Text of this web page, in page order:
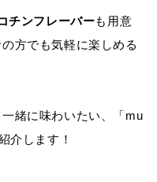
チンフレーバーも用意
方でも気軽に楽しめる
緒に味わいたい、「mu
介します！